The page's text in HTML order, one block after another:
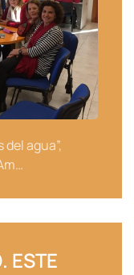
agua”,
ESTE